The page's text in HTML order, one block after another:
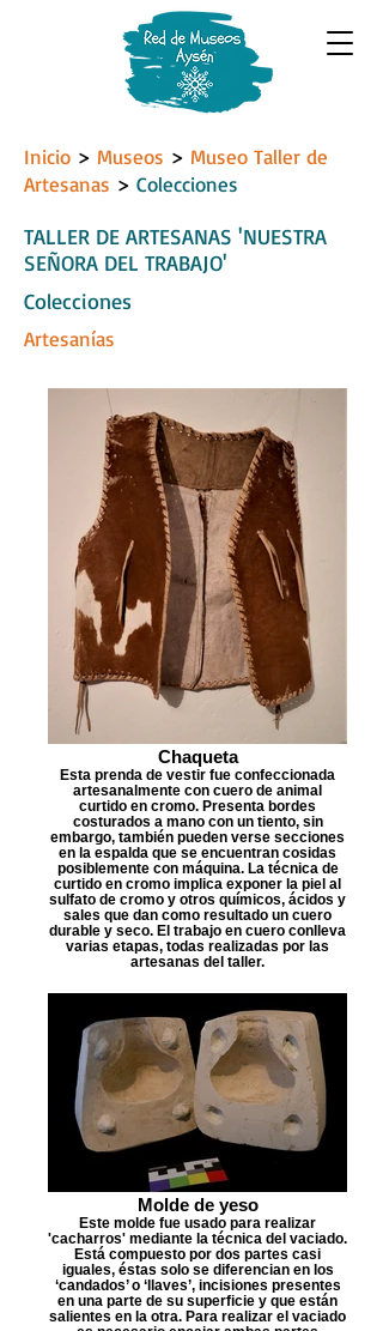
Inicio > Museos > Museo Taller de
Artesanas > Colecciones
TALLER DE ARTESANAS 'NUESTRA
SEÑORA DEL TRABAJO'
Colecciones
Artesanías
Chaqueta
Esta prenda de vestir fue confeccionada
artesanalmente con cuero de animal
curtido en cromo. Presenta bordes
costurados a mano con un tiento, sin
embargo, también pueden verse secciones
en la espalda que se encuentran cosidas
posiblemente con máquina. La técnica de
curtido en cromo implica exponer la piel al
sulfato de cromo y otros químicos, ácidos y
sales que dan como resultado un cuero
durable y seco. El trabajo en cuero conlleva
varias etapas, todas realizadas por las
artesanas del taller.
Molde de yeso
Este molde fue usado para realizar
'cacharros' mediante la técnica del vaciado.
Está compuesto por dos partes casi
iguales, éstas solo se diferencian en los
‘candados’ o ‘llaves’, incisiones presentes
en una parte de su superficie y que están
salientes en la otra. Para realizar el vaciado